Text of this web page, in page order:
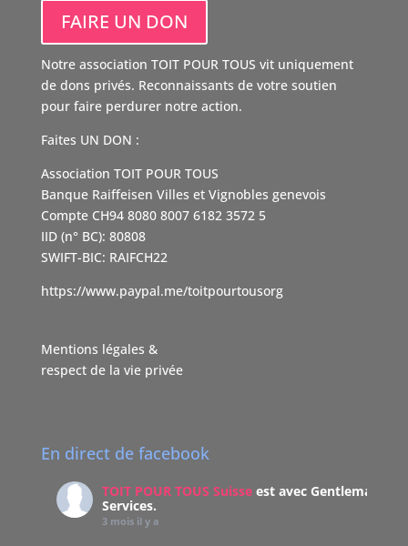
FAIRE UN DON
Notre association TOIT POUR TOUS vit uniquement
de dons privés. Reconnaissants de votre soutien
pour faire perdurer notre action.
Faites UN DON :
Association TOIT POUR TOUS
Banque Raiffeisen Villes et Vignobles genevois
Compte CH94 8080 8007 6182 3572 5
IID (n° BC): 80808
SWIFT-BIC: RAIFCH22
https://www.paypal.me/toitpourtousorg
Mentions légales &
respect de la vie privée
En direct de facebook
TOIT POUR TOUS Suisse est avec Gentleman
Services.
3 mois il y a